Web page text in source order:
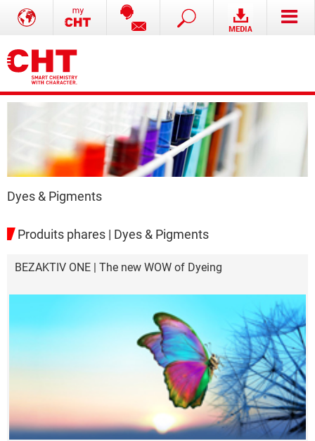
Dyes & Pigments
Produits phares | Dyes & Pigments
BEZAKTIV ONE | The new WOW of Dyeing